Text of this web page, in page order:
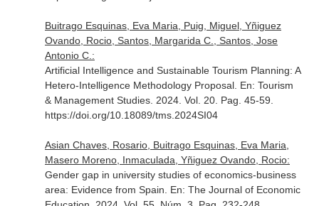
Buitrago Esquinas, Eva Maria, Puig, Miguel, Yñiguez
Ovando, Rocio, Santos, Margarida C., Santos, Jose
Antonio C.:
Artificial Intelligence and Sustainable Tourism Planning: A
Hetero-Intelligence Methodology Proposal. En: Tourism
& Management Studies. 2024. Vol. 20. Pag. 45-59.
https://doi.org/10.18089/tms.2024SI04
Asian Chaves, Rosario, Buitrago Esquinas, Eva Maria,
Masero Moreno, Inmaculada, Yñiguez Ovando, Rocio:
Gender gap in university studies of economics-business
area: Evidence from Spain. En: The Journal of Economic